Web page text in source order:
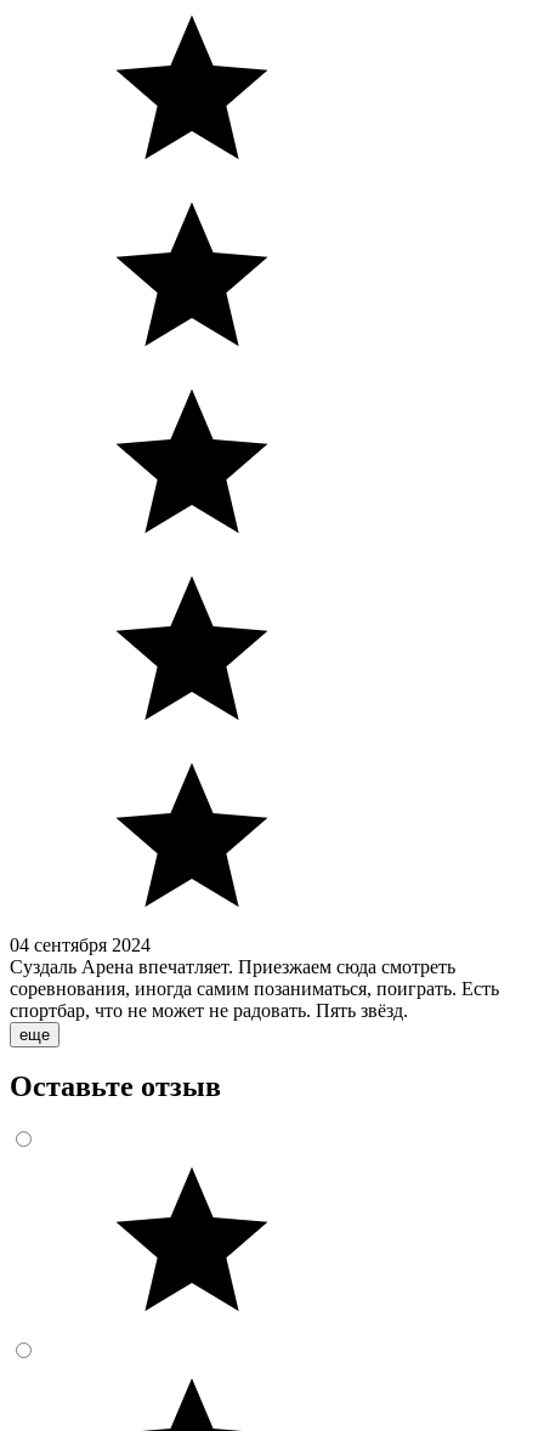
04 сентября 2024
Суздаль Арена впечатляет. Приезжаем сюда смотреть
соревнования, иногда самим позаниматься, поиграть. Есть
спортбар, что не может не радовать. Пять звёзд.
еще
Оставьте отзыв